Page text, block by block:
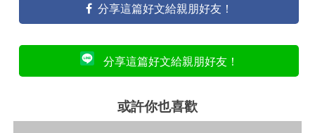
分享這篇好文給親朋好友！
分享這篇好文給親朋好友！
或許你也喜歡